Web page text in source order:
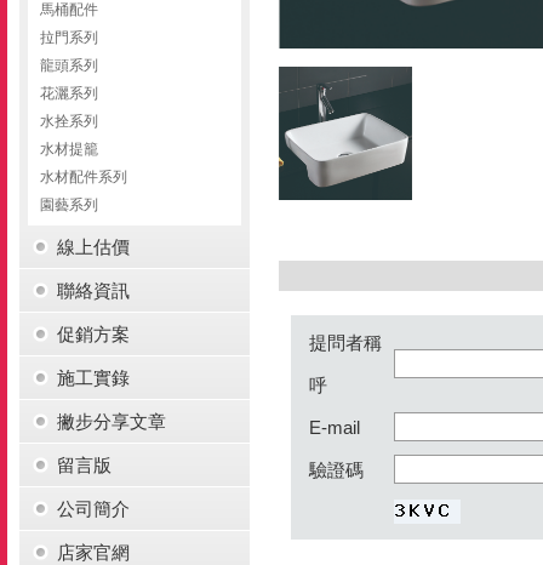
馬桶配件
拉門系列
龍頭系列
花灑系列
水拴系列
水材提籠
水材配件系列
園藝系列
線上估價
聯絡資訊
促銷方案
施工實錄
撇步分享文章
留言版
公司簡介
店家官網
提問者稱
呼
E-mail
驗證碼